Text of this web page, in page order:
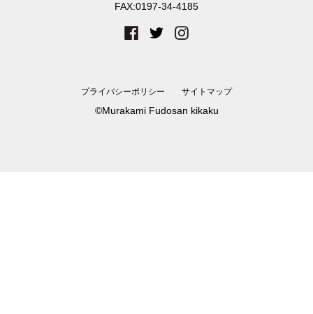
FAX:0197-34-4185
プライバシーポリシー サイトマップ
©Murakami Fudosan kikaku